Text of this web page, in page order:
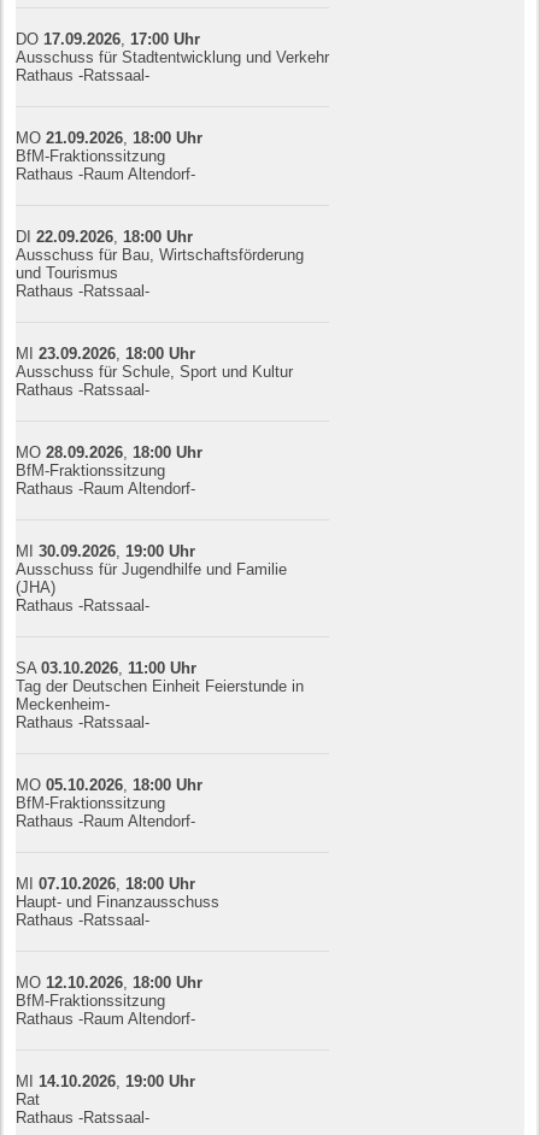
DO 17.09.2026 17:00 Uhr
Ausschuss für Stadtentwicklung und Verkehr
Rathaus -Ratssaal-
MO21.09.2026 18:00 Uhr
BfM-Fraktionssitzung
Rathaus -Raum Altendorf-
DI22.09.2026 18:00 Uhr
Ausschuss für Bau, Wirtschaftsförderung
und Tourismus
Rathaus -Ratssaal-
MI23.09.2026 18:00 Uhr
Ausschuss für Schule, Sport und Kultur
Rathaus -Ratssaal-
MO28.09.2026 18:00 Uhr
BfM-Fraktionssitzung
Rathaus -Raum Altendorf-
MI30.09.2026 19:00 Uhr
Ausschuss für Jugendhilfe und Familie
(JHA)
Rathaus -Ratssaal-
SA03.10.2026 11:00 Uhr
Tag der Deutschen Einheit Feierstunde in
Meckenheim-
Rathaus -Ratssaal-
MO05.10.2026 18:00 Uhr
BfM-Fraktionssitzung
Rathaus -Raum Altendorf-
MI07.10.2026 18:00 Uhr
Haupt- und Finanzausschuss
Rathaus -Ratssaal-
MO 12.10.2026 18:00 Uhr
BfM-Fraktionssitzung
Rathaus -Raum Altendorf-
MI 14.10.2026 19:00 Uhr
Rat
Rathaus -Ratssaal-